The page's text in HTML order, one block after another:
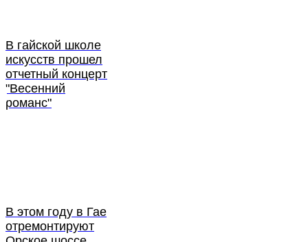
В гайской школе
искусств прошел
отчетный концерт
"Весенний
романс"
В этом году в Гае
отремонтируют